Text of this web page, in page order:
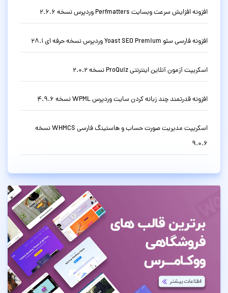
افزونه افزایش سرعت وبسایت Perfmatters وردپرس نسخه 2.6.6
افزونه فارسی سئو Yoast SEO Premium وردپرس نسخه حرفه ای 28.1
اسکریپت آزمون آنلاین اینترنتی ProQuiz نسخه 2.0.2
افزونه قدرتمند چند زبانه کردن سایت وردپرس WPML نسخه 4.9.6
اسکریپت مدیریت صورت حساب و هاستینگ فارسی WHMCS نسخه
9.0.6